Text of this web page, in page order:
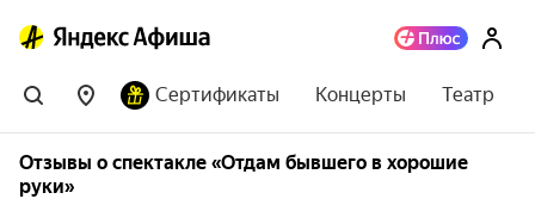
Сертификаты Концерты Театр
Отзывы о спектакле «Отдам бывшего в хорошие
руки»